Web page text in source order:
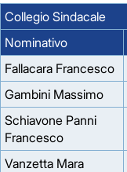
Collegio Sindacale
Nominativo
Fallacara Francesco
Gambini Massimo
Schiavone Panni
Francesco
Vanzetta Mara